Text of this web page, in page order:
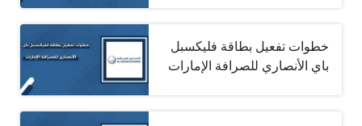
خطوات تفعيل بطاقة فليكسبل
باي الأنصاري للصرافة الإمارات